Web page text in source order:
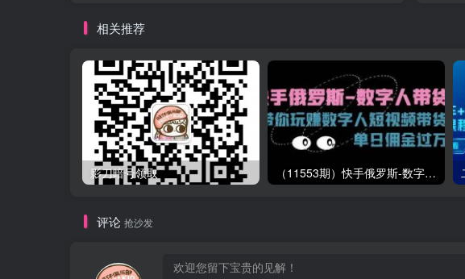
相关推荐
影刀暗号领取 （11553期）快手俄罗斯-数字人带货，带你玩赚数字人短视频带货，单日佣金过万
评论 抢沙发